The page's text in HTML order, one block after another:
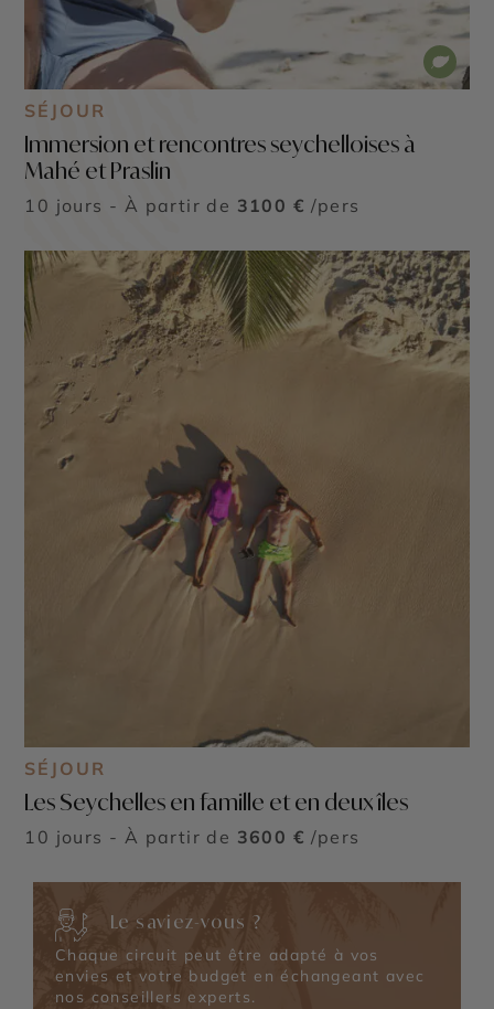
SÉJOUR
Immersion et rencontres seychelloises à
Mahé et Praslin
10 jours - À partir de 3100 € /pers
SÉJOUR
Les Seychelles en famille et en deux îles
10 jours - À partir de 3600 € /pers
Le saviez-vous ?
Chaque circuit peut être adapté à vos
envies et votre budget en échangeant avec
nos conseillers experts.